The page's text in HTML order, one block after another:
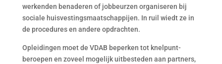
werkenden benaderen of jobbeurzen organiseren bij
sociale huisvestingsmaatschappijen. In ruil wiedt ze in
de procedures en andere opdrachten.
Opleidingen moet de VDAB beperken tot knelpunt­
beroepen en zoveel mogelijk uitbesteden aan partners,